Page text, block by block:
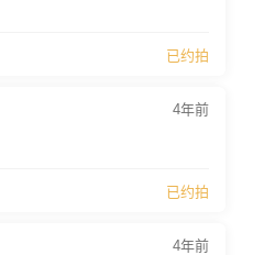
已约拍
4年前
已约拍
4年前